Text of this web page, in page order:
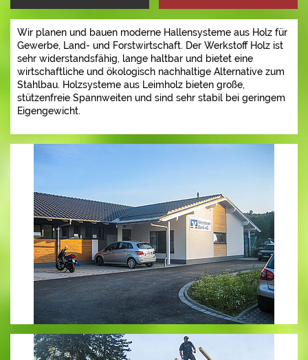
Wir planen und bauen moderne Hallensysteme aus Holz für
Gewerbe, Land- und Forstwirtschaft. Der Werkstoff Holz ist
sehr widerstandsfähig, lange haltbar und bietet eine
wirtschaftliche und ökologisch nachhaltige Alternative zum
Stahlbau. Holzsysteme aus Leimholz bieten große,
stützenfreie Spannweiten und sind sehr stabil bei geringem
Eigengewicht.